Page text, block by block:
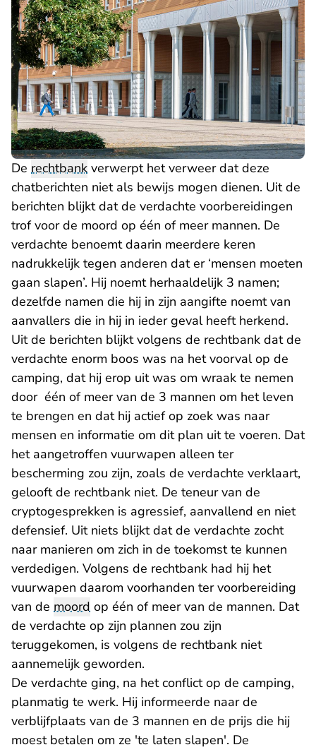
De rechtbank verwerpt het verweer dat deze
chatberichten niet als bewijs mogen dienen. Uit de
berichten blijkt dat de verdachte voorbereidingen
trof voor de moord op één of meer mannen. De
verdachte benoemt daarin meerdere keren
nadrukkelijk tegen anderen dat er ‘mensen moeten
gaan slapen’. Hij noemt herhaaldelijk 3 namen;
dezelfde namen die hij in zijn aangifte noemt van
aanvallers die in hij in ieder geval heeft herkend.
Uit de berichten blijkt volgens de rechtbank dat de
verdachte enorm boos was na het voorval op de
camping, dat hij erop uit was om wraak te nemen
door één of meer van de 3 mannen om het leven
te brengen en dat hij actief op zoek was naar
mensen en informatie om dit plan uit te voeren. Dat
het aangetroffen vuurwapen alleen ter
bescherming zou zijn, zoals de verdachte verklaart,
gelooft de rechtbank niet. De teneur van de
cryptogesprekken is agressief, aanvallend en niet
defensief. Uit niets blijkt dat de verdachte zocht
naar manieren om zich in de toekomst te kunnen
verdedigen. Volgens de rechtbank had hij het
vuurwapen daarom voorhanden ter voorbereiding
van de moord op één of meer van de mannen. Dat
de verdachte op zijn plannen zou zijn
teruggekomen, is volgens de rechtbank niet
aannemelijk geworden.
De verdachte ging, na het conflict op de camping,
planmatig te werk. Hij informeerde naar de
verblijfplaats van de 3 mannen en de prijs die hij
moest betalen om ze 'te laten slapen'. De